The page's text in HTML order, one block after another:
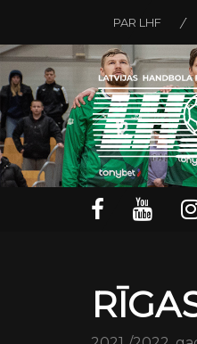
PAR LHF